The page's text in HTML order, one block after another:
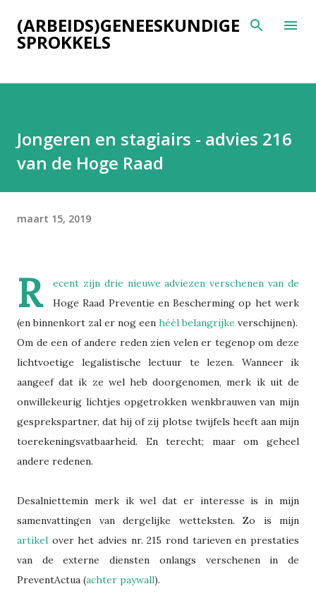
Doorgaan naar hoofdcontent
(ARBEIDS)GENEESKUNDIGE
SPROKKELS
Jongeren en stagiairs - advies 216
van de Hoge Raad
maart 15, 2019
R
ecent zijn drie nieuwe adviezen verschenen van de
Hoge Raad Preventie en Bescherming op het werk
(en binnenkort zal er nog een héél belangrijke verschijnen).
Om de een of andere reden zien velen er tegenop om deze
lichtvoetige legalistische lectuur te lezen. Wanneer ik
aangeef dat ik ze wel heb doorgenomen, merk ik uit de
onwillekeurig lichtjes opgetrokken wenkbrauwen van mijn
gesprekspartner, dat hij of zij plotse twijfels heeft aan mijn
toerekeningsvatbaarheid. En terecht; maar om geheel
andere redenen.
Desalniettemin merk ik wel dat er interesse is in mijn
samenvattingen van dergelijke wetteksten. Zo is mijn
artikel over het advies nr. 215 rond tarieven en prestaties
van de externe diensten onlangs verschenen in de
PreventActua (achter paywall).